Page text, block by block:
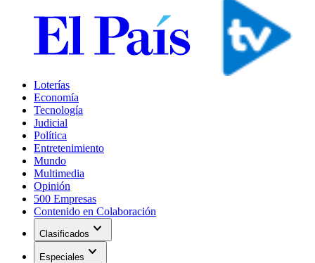
Loterías
Economía
Tecnología
Judicial
Política
Entretenimiento
Mundo
Multimedia
Opinión
500 Empresas
Contenido en Colaboración
Clasificados expand_more
Especiales expand_more